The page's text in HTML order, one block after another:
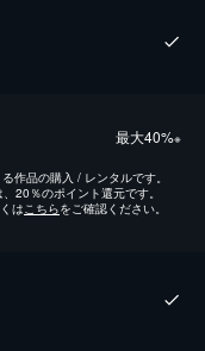
最⼤40%※
作品の購入 / レンタルです。
20％のポイント還元です。
は こちらをご確認ください。